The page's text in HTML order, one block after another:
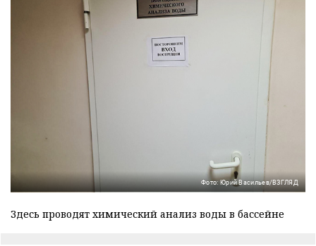
Фото: Юрий Васильев/ВЗГЛЯД
Здесь проводят химический анализ воды в бассейне